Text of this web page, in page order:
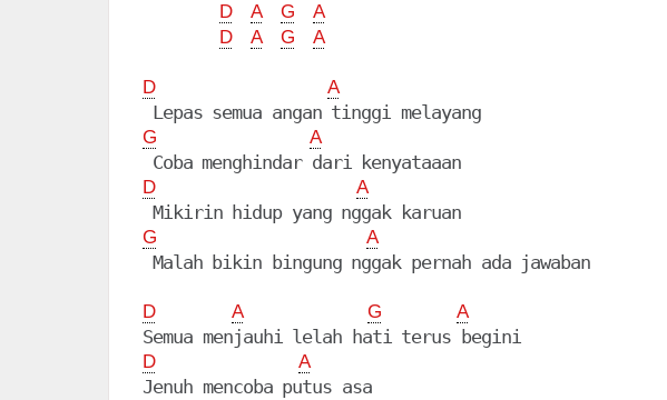
D
A G
A
D
A G A
D A
G A
D A
G A
D A G A
D A
Jenuh mencoba putus asa